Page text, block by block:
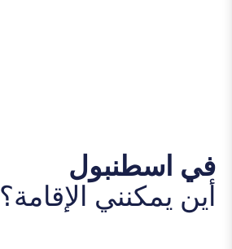
في اسطنبول
أين يمكنني الإقامة؟